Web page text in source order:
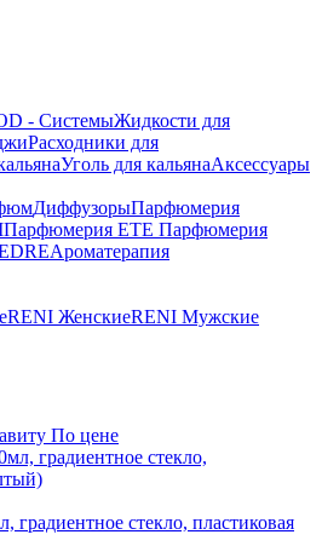
- СистемыЖидкости для
Расходники для
Уголь для кальянаАксессуары
ДиффузорыПарфюмерия
Парфюмерия ETE Парфюмерия
Ароматерапия
RENI ЖенскиеRENI Мужские
По цене
градиентное стекло, пластиковая